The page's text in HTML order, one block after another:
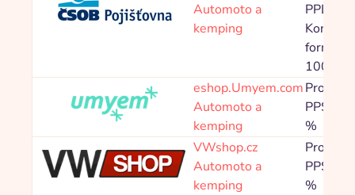
Automoto a
kemping
PPL
formulář
100,00
eshop.Umyem.com
Automoto a
kemping
Provize
PPS
%
VWshop.cz
Automoto a
kemping
Provize
PPS
%